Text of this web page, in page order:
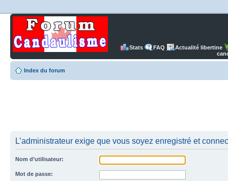
Stats FAQ
Actualité libertine
Index du forum
L’administrateur exige que vous soyez enregistré et
Nom d’utilisateur:
Mot de passe: